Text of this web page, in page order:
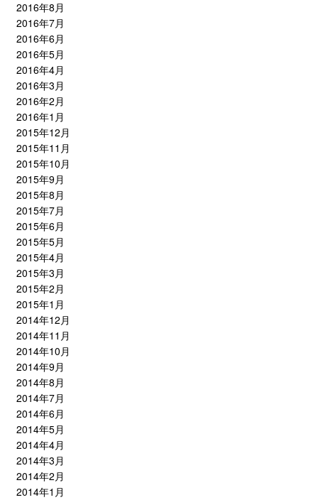
2016年8月
2016年7月
2016年6月
2016年5月
2016年4月
2016年3月
2016年2月
2016年1月
2015年12月
2015年11月
2015年10月
2015年9月
2015年8月
2015年7月
2015年6月
2015年5月
2015年4月
2015年3月
2015年2月
2015年1月
2014年12月
2014年11月
2014年10月
2014年9月
2014年8月
2014年7月
2014年6月
2014年5月
2014年4月
2014年3月
2014年2月
2014年1月